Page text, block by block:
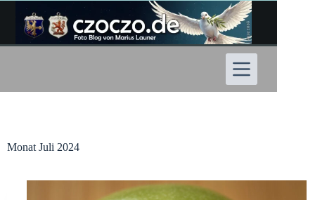
Inhalt
springen
Monat Juli 2024